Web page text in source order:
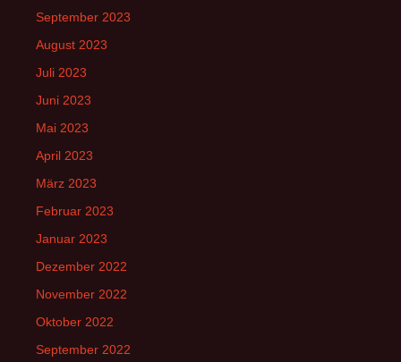
September 2023
August 2023
Juli 2023
Juni 2023
Mai 2023
April 2023
März 2023
Februar 2023
Januar 2023
Dezember 2022
November 2022
Oktober 2022
September 2022